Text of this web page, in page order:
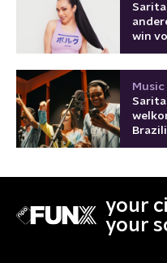
win
Music
Sarita
your
your